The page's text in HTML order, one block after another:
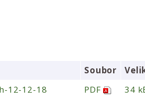
Soubor
12-12-18
PDF 34